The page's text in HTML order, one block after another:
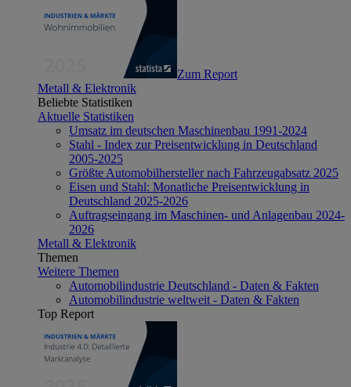
Zum Report
Metall & Elektronik
Beliebte Statistiken
Aktuelle Statistiken
Umsatz im deutschen Maschinenbau 1991-2024
Stahl - Index zur Preisentwicklung in Deutschland
2005-2025
Größte Automobilhersteller nach Fahrzeugabsatz 2025
Eisen und Stahl: Monatliche Preisentwicklung in
Deutschland 2025-2026
Auftragseingang im Maschinen- und Anlagenbau 2024-
2026
Metall & Elektronik
Themen
Weitere Themen
Automobilindustrie Deutschland - Daten & Fakten
Automobilindustrie weltweit - Daten & Fakten
Top Report